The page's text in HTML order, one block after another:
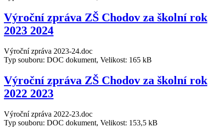
Výroční zpráva ZŠ Chodov za školní rok
2023 2024
Výroční zpráva 2023-24.doc
Typ souboru: DOC dokument, Velikost: 165 kB
Výroční zpráva ZŠ Chodov za školní rok
2022 2023
Výroční zpráva 2022-23.doc
Typ souboru: DOC dokument, Velikost: 153,5 kB